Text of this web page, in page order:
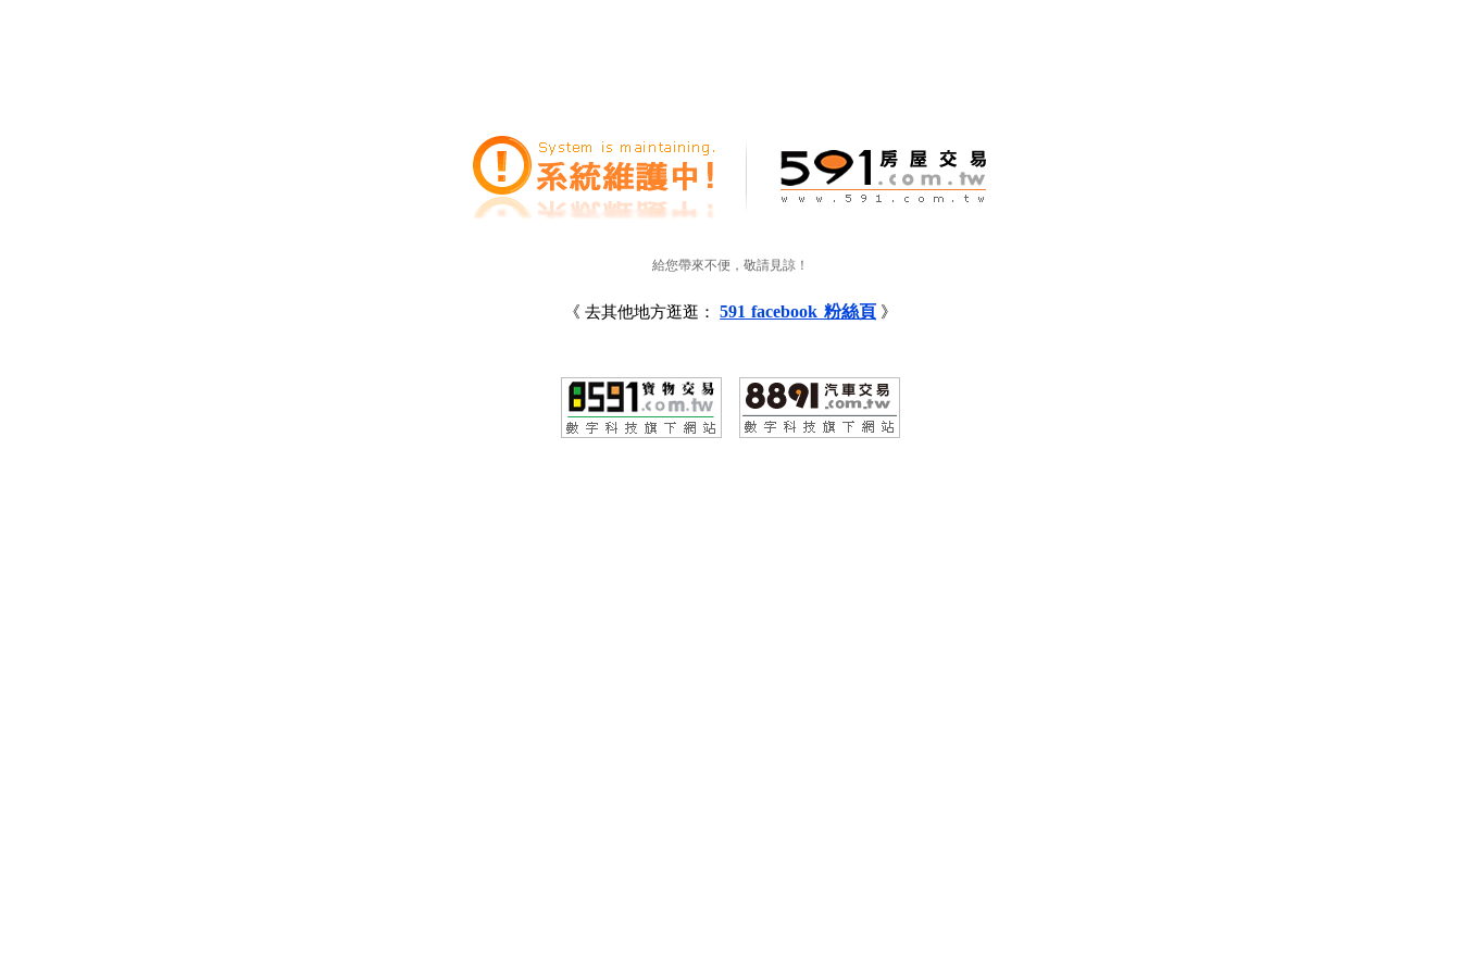
給您帶來不便，敬請見諒！
《 去其他地方逛逛：591 facebook 粉絲頁 》